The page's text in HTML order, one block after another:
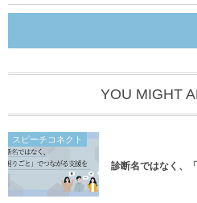
YOU MIGHT
スピーチコネクト
診断名ではなく、